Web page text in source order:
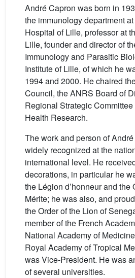
André Capron was born in
the immunology department
Hospital of Lille, professor at
Lille, founder and director of
Immunology and Parasitic
Institute of Lille, of which he
1994 and 2000. He chaired
Council, the ANRS Board of
Regional Strategic
Health Research.
The work and person of
widely recognized at the
international level. He
decorations, in particular he
the Légion d’honneur and the
Mérite; he was also, and
the Order of the Lion of
member of the French
National Academy of
Royal Academy of Tropical
was Vice-President. He was
of several universities.